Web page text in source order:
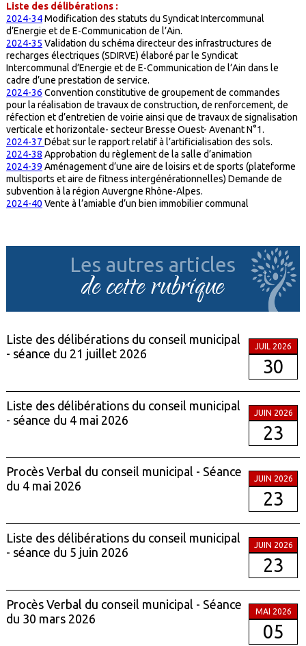
Liste des délibérations :
2024-34Modification des statuts du Syndicat Intercommunal
d’Energie et de E-Communication de l’Ain.
2024-35 Validation du schéma directeur des infrastructures de
recharges électriques (SDIRVE) élaboré par le Syndicat
Intercommunal d’Energie et de E-Communication de l’Ain dans le
cadre d’une prestation de service.
2024-36 Convention constitutive de groupement de commandes
pour la réalisation de travaux de construction, de renforcement, de
réfection et d’entretien de voirie ainsi que de travaux de signalisation
verticale et horizontale- secteur Bresse Ouest- Avenant N°1.
2024-37 Débat sur le rapport relatif à l’artificialisation des sols.
2024-38 Approbation du règlement de la salle d’animation
2024-39 Aménagement d’une aire de loisirs et de sports (plateforme
multisports et aire de fitness intergénérationnelles) Demande de
subvention à la région Auvergne Rhône-Alpes.
2024-40 Vente à l’amiable d’un bien immobilier communal
Les autres articles
de cette rubrique
Liste des délibérations du conseil municipal
- séance du 21 juillet 2026
JUIL 2026
30
Liste des délibérations du conseil municipal
- séance du 4 mai 2026
JUIN 2026
23
Procès Verbal du conseil municipal - Séance
du 4 mai 2026
JUIN 2026
23
Liste des délibérations du conseil municipal
- séance du 5 juin 2026
JUIN 2026
23
Procès Verbal du conseil municipal - Séance
du 30 mars 2026
MAI 2026
05